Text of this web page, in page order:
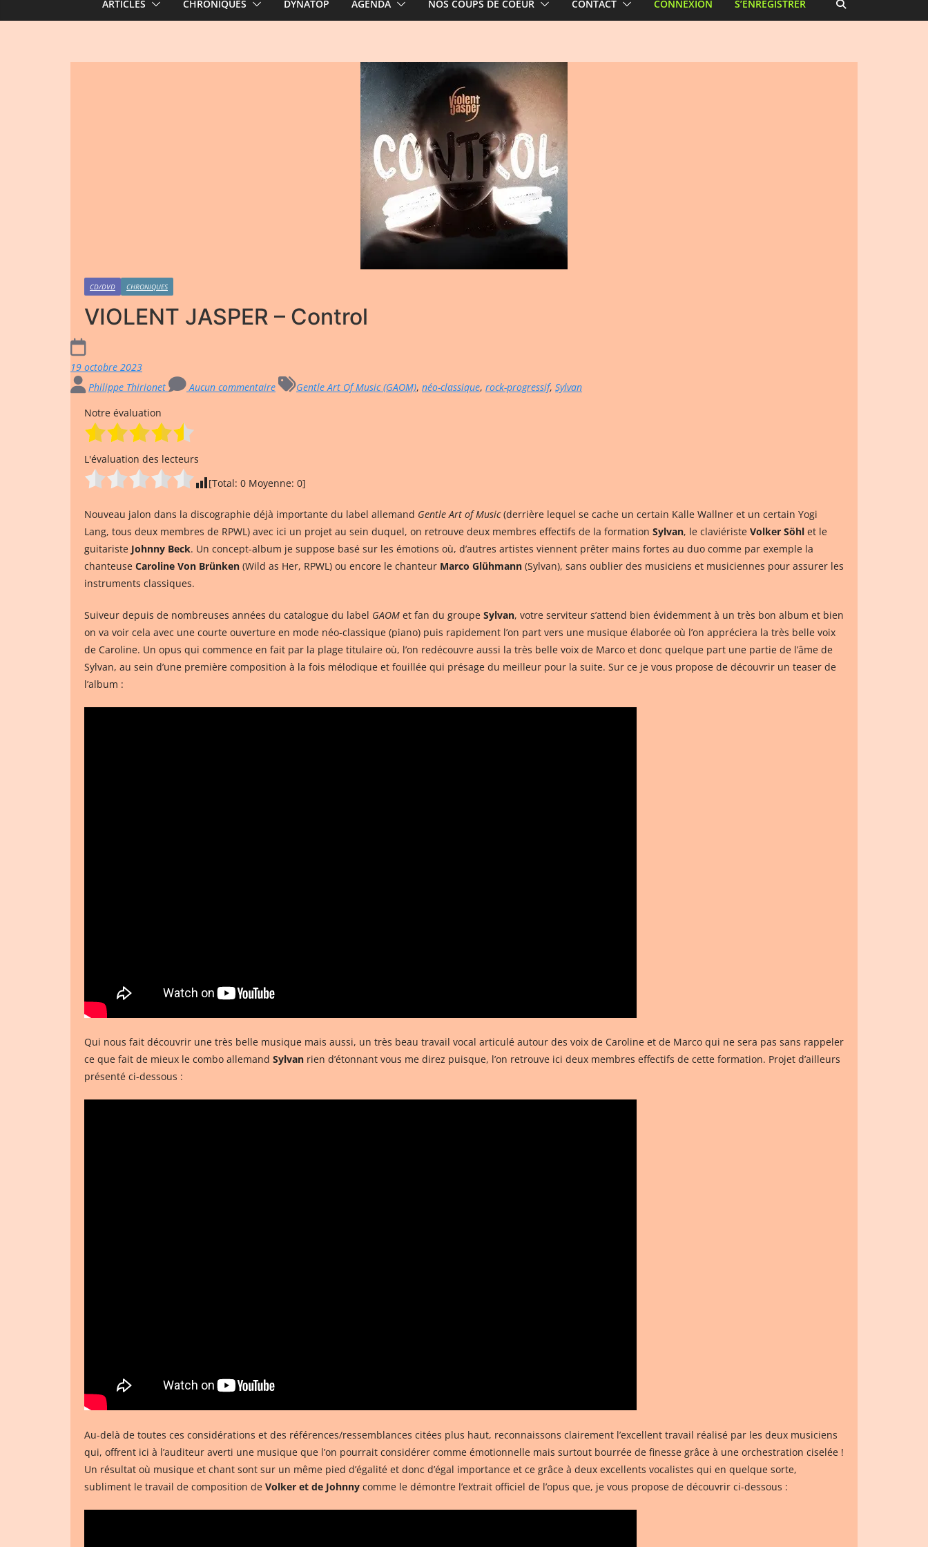
ARTICLES CHRONIQUES DYNATOP AGENDA NOS COUPS DE COEUR CONTACT CONNEXION S’ENREGISTRER
CD/DVD CHRONIQUES
VIOLENT JASPER – Control
19 octobre 2023
Philippe Thirionet
Aucun commentaire Gentle Art Of Music (GAOM), néo-classique, rock-progressif, Sylvan
Notre évaluation
L'évaluation des lecteurs
[Total: 0 Moyenne: 0]
Nouveau jalon dans la discographie déjà importante du label allemand Gentle Art of Music(derrière lequel se cache un certain Kalle Wallner et un certain Yogi
Lang, tous deux membres de RPWL) avec ici un projet au sein duquel, on retrouve deux membres effectifs de la formation Sylvan, le claviériste Volker Söhl et le
guitariste Johnny Beck. Un concept-album je suppose basé sur les émotions où, d’autres artistes viennent prêter mains fortes au duo comme par exemple la
chanteuse Caroline Von Brünken (Wild as Her, RPWL) ou encore le chanteur Marco Glühmann (Sylvan), sans oublier des musiciens et musiciennes pour assurer les
instruments classiques.
Suiveur depuis de nombreuses années du catalogue du label GAOM et fan du groupe Sylvan, votre serviteur s’attend bien évidemment à un très bon album et bien
on va voir cela avec une courte ouverture en mode néo-classique (piano) puis rapidement l’on part vers une musique élaborée où l’on appréciera la très belle voix
de Caroline. Un opus qui commence en fait par la plage titulaire où, l’on redécouvre aussi la très belle voix de Marco et donc quelque part une partie de l’âme de
Sylvan, au sein d’une première composition à la fois mélodique et fouillée qui présage du meilleur pour la suite. Sur ce je vous propose de découvrir un teaser de
l’album :
Qui nous fait découvrir une très belle musique mais aussi, un très beau travail vocal articulé autour des voix de Caroline et de Marco qui ne sera pas sans rappeler
ce que fait de mieux le combo allemand Sylvan rien d’étonnant vous me direz puisque, l’on retrouve ici deux membres effectifs de cette formation. Projet d’ailleurs
présenté ci-dessous :
Au-delà de toutes ces considérations et des références/ressemblances citées plus haut, reconnaissons clairement l’excellent travail réalisé par les deux musiciens
qui, offrent ici à l’auditeur averti une musique que l’on pourrait considérer comme émotionnelle mais surtout bourrée de finesse grâce à une orchestration ciselée !
Un résultat où musique et chant sont sur un même pied d’égalité et donc d’égal importance et ce grâce à deux excellents vocalistes qui en quelque sorte,
subliment le travail de composition de Volker et de Johnny comme le démontre l’extrait officiel de l’opus que, je vous propose de découvrir ci-dessous :